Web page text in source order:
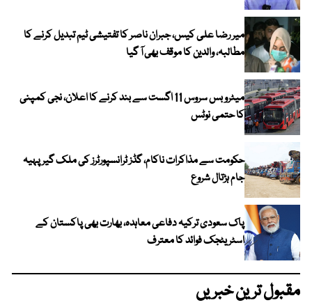
میر رضا علی کیس، جبران ناصر کا تفتیشی ٹیم تبدیل کرنے کا
مطالبہ، والدین کا موقف بھی آ گیا
میٹرو بس سروس 11 اگست سے بند کرنے کا اعلان، نجی کمپنی
کا حتمی نوٹس
حکومت سے مذاکرات ناکام، گڈز ٹرانسپورٹرز کی ملک گیر پہیہ
جام ہڑتال شروع
پاک سعودی ترکیہ دفاعی معاہدہ، بھارت بھی پاکستان کے
اسٹریٹجک فوائد کا معترف
مقبول ترین خبریں